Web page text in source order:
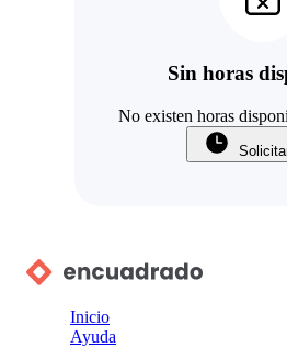
Sin horas
No existen horas
Inicio
Ayuda